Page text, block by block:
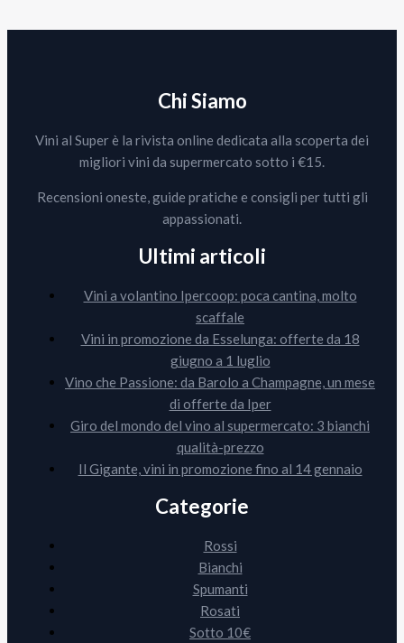
Chi Siamo
Vini al Super è la rivista online dedicata alla scoperta dei
migliori vini da supermercato sotto i €15.
Recensioni oneste, guide pratiche e consigli per tutti gli
appassionati.
Ultimi articoli
Vini a volantino Ipercoop: poca cantina, molto
scaffale
Vini in promozione da Esselunga: offerte da 18
giugno a 1 luglio
Vino che Passione: da Barolo a Champagne, un mese
di offerte da Iper
Giro del mondo del vino al supermercato: 3 bianchi
qualità-prezzo
Il Gigante, vini in promozione fino al 14 gennaio
Categorie
Rossi
Bianchi
Spumanti
Rosati
Sotto 10€